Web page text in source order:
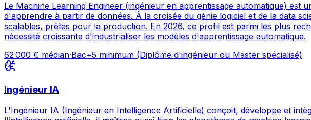
Le Machine Learning Engineer (ingénieur en apprentissage automatique) est
d'apprendre à partir de données. À la croisée du génie logiciel et de la data
scalables, prêtes pour la production. En 2026, ce profil est parmi les plus
nécessité croissante d'industrialiser les modèles d'apprentissage automatique.
62 000 € médian·Bac+5 minimum (Diplôme d'ingénieur ou Master spécialisé)
Ingénieur IA
L'Ingénieur IA (Ingénieur en Intelligence Artificielle) conçoit, développe et